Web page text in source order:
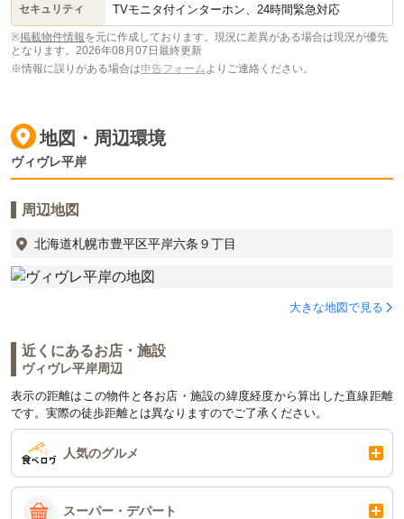
セキュリティ TVモニタ付インターホン、24時間緊急対応
※掲載物件情報を元に作成しております。現況に差異がある場合は現況が優先
となります。 2026年08月07日最終更新
※情報に誤りがある場合は申告フォーム よりご連絡ください。
地図・周辺環境
ヴィヴレ平岸
周辺地図
北海道札幌市豊平区平岸六条９丁目
大きな地図で見る
近くにあるお店・施設
ヴィヴレ平岸周辺
表示の距離はこの物件と各お店・施設の緯度経度から算出した直線距離
です。実際の徒歩距離とは異なりますのでご了承ください。
人気のグルメ
スーパー・デパート